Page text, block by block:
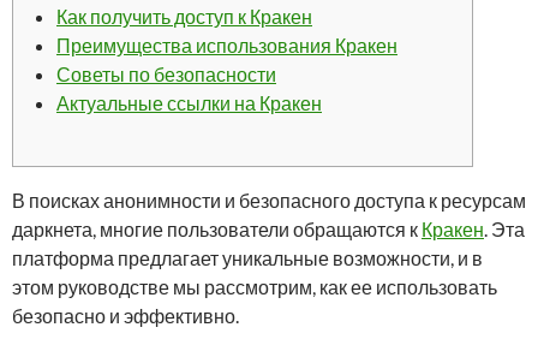
Как получить доступ к Кракен
Преимущества использования Кракен
Советы по безопасности
Актуальные ссылки на Кракен
В поисках анонимности и безопасного доступа к ресурсам
даркнета, многие пользователи обращаются к Кракен. Эта
платформа предлагает уникальные возможности, и в
этом руководстве мы рассмотрим, как ее использовать
безопасно и эффективно.